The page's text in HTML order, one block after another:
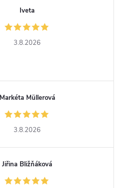
Iveta
3.8.2026
Markéta Müllerová
3.8.2026
Jiřina Bližňáková